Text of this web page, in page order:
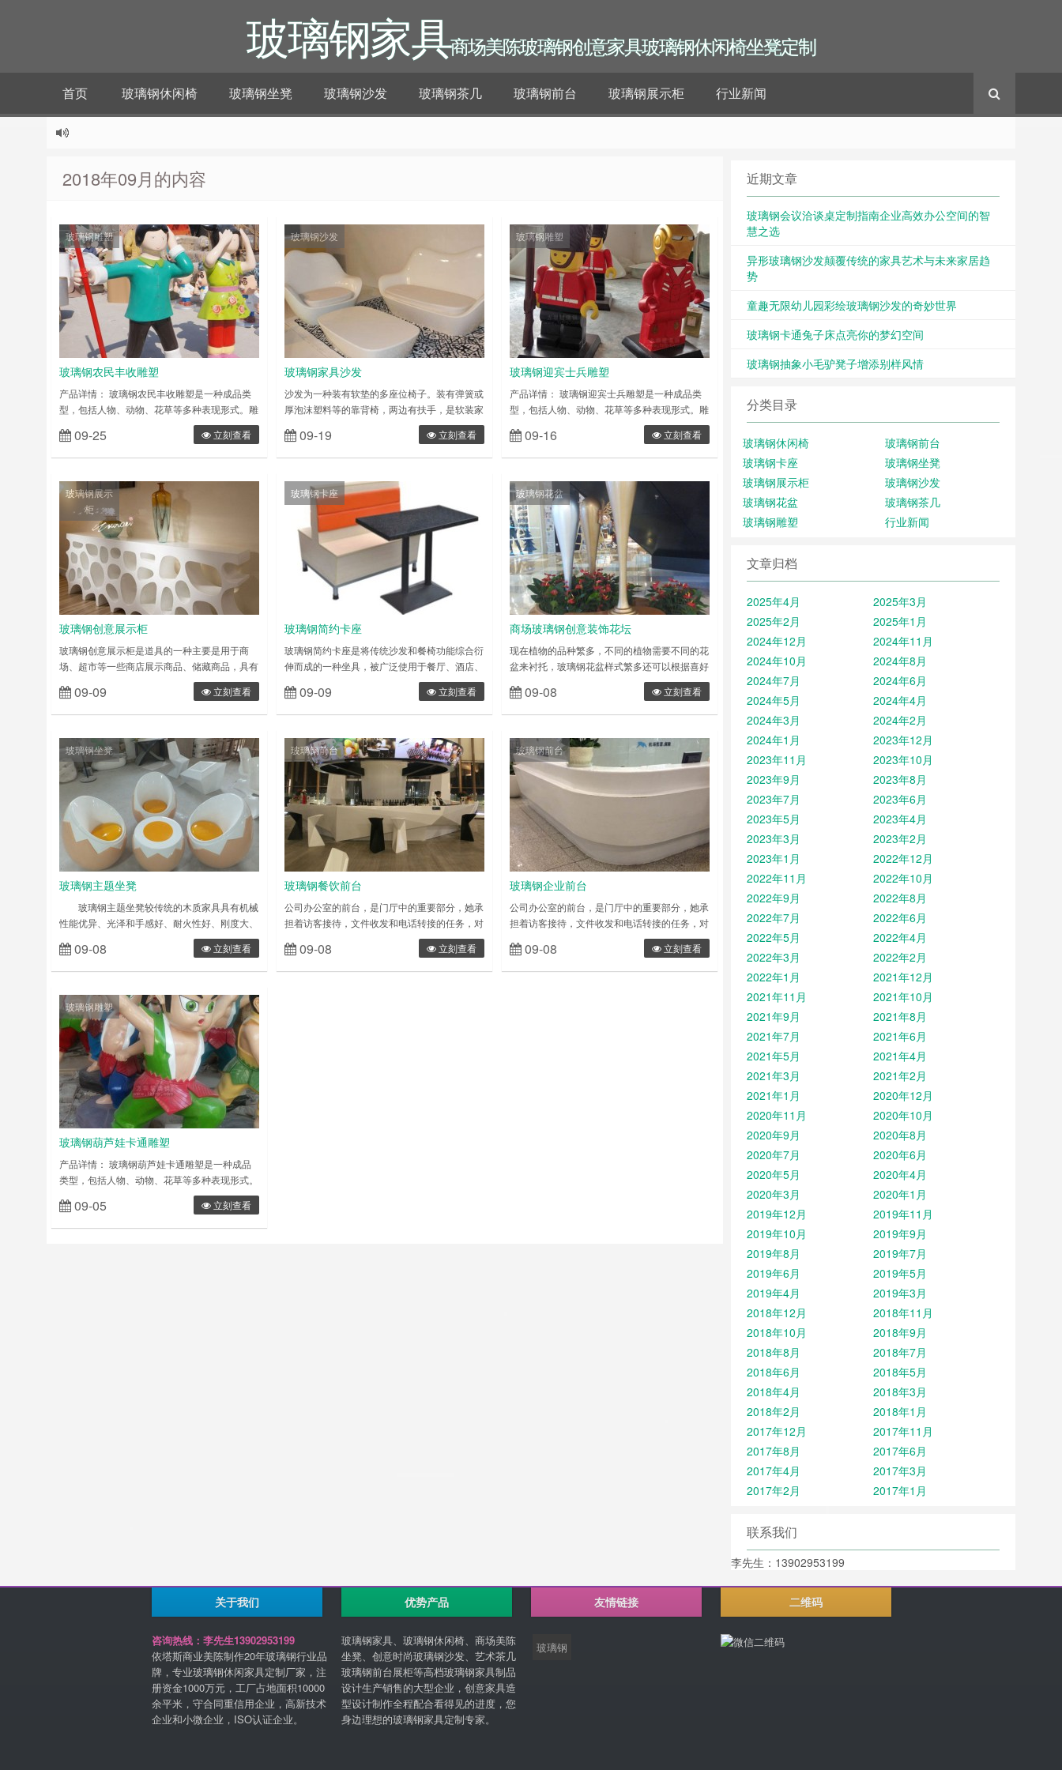
玻璃钢家具商场美陈玻璃钢创意家具玻璃钢休闲椅坐凳定制
首页 玻璃钢休闲椅 玻璃钢坐凳 玻璃钢沙发 玻璃钢茶几 玻璃钢前台 玻璃钢展示柜 行业新闻
2018年09月的内容
玻璃钢雕塑
玻璃钢农民丰收雕塑
产品详情： 玻璃钢农民丰收雕塑是一种成品类
型，包括人物、动物、花草等多种表现形式。雕
塑一般分为圆雕和浮雕两种类型，简单来 说，
圆雕产品就是三维立体类雕塑(比如仿真人雕
塑)，而浮雕则为部分雕塑(如校园墙体雕塑) 玻
造型，玻璃钢就能做出成品)，相对来说易成
型、质轻，强度高， 耐腐蚀，相对来说成本相
对较低、表面效果多样等……
09-25 立刻查看
玻璃钢沙发
玻璃钢家具沙发
沙发为一种装有软垫的多座位椅子。装有弹簧或
厚泡沫塑料等的靠背椅，两边有扶手，是软装家
具的一种。沙发的起源可追溯到公元前 2000 年
左右的古埃及，但真正意义的软包沙发则出现于
十六世纪末至十七世纪初。现今沙发已是许多家
于使用传统材料了，越来越多的企业与个人愿意
使用玻璃钢沙发，因为玻璃钢家具是采用性能优
异的玻璃纤维及不饱……
09-19 立刻查看
玻璃钢雕塑
玻璃钢迎宾士兵雕塑
产品详情： 玻璃钢迎宾士兵雕塑是一种成品类
型，包括人物、动物、花草等多种表现形式。雕
塑一般分为圆雕和浮雕两种类型，简单来 说，
圆雕产品就是三维立体类雕塑(比如仿真人雕
塑)，而浮雕则为部分雕塑(如校园墙体雕塑) 玻
造型，玻璃钢就能做出成品)，相对来说易成
型、质轻，强度高， 耐腐蚀，相对来说成本相
对较低、表面效果多样等……
09-16 立刻查看
玻璃钢展示
柜
玻璃钢创意展示柜
玻璃钢创意展示柜是道具的一种主要是用于商
场、超市等一些商店展示商品、储藏商品，具有
外观个性、功能强大，而且还要具备广告效应.
从而达更好的营利目的。为品牌提供一个更好的
平台，设计、制作出个人,公司店铺最好的展
精品店等一些商店展示和储藏商品，外观讲究美
观别致，功能强大，而且具备明显的广告效应以
达到更好的赢利目的，为品牌产……
09-09 立刻查看
玻璃钢卡座
玻璃钢简约卡座
玻璃钢简约卡座是将传统沙发和餐椅功能综合衍
伸而成的一种坐具，被广泛使用于餐厅、酒店、
休闲娱乐场所、公共场所等。卡座沙发最重要的
功能就是让身体舒适，坐上去感觉卡座沙发的每
一部分都能与身体达到最完美的契合。而卡座沙
物。填充物材质的不同就在很大程度上形成了不
同卡座沙发的不同坐感。一些地产或小厂商生产
的沙发因其成本低廉，大多采……
09-09 立刻查看
玻璃钢花盆
商场玻璃钢创意装饰花坛
现在植物的品种繁多，不同的植物需要不同的花
盆来衬托，玻璃钢花盆样式繁多还可以根据喜好
来定制花盆，能够适用于各种花卉的种植，也可
以用作装饰品。 玻璃钢仿瓷花盆能根据摆放的
环境来选择不同的风格，室内装饰可以说是各式
不到的效果，是对瓷花盆来说仿瓷花盆更用以打
理，也不用担心生活中的小磕碰。玻璃钢仿瓷花
盆也可以用在户外，它耐磨……
09-08 立刻查看
玻璃钢坐凳
玻璃钢主题坐凳
玻璃钢主题坐凳较传统的木质家具具有机械
性能优异、光泽和手感好、耐火性好、刚度大、
寿命长、耐腐蚀、耐湿热、不怕烫、防霉菌、耐
水、防火等优点，特别是不含有人造板家具对人
体有害的甲醛等挥发物质，产品质量符合国家标
的测试标准要求。 玻璃钢主题坐凳生产厂
家专业提供玻璃钢定制加工，可定制各种玻璃钢
茶几 玻璃钢休闲椅 玻……
09-08 立刻查看
玻璃钢前台
玻璃钢餐饮前台
公司办公室的前台，是门厅中的重要部分，她承
担着访客接待，文件收发和电话转接的任务，对
公司的运营起着最基本的保证作用。同时，前台
又是访客造访的第一接待区，他的好坏往往关系
到访客对公司的第一印象。在风水中，门厅可以
09-08 立刻查看
玻璃钢前台
玻璃钢企业前台
公司办公室的前台，是门厅中的重要部分，她承
担着访客接待，文件收发和电话转接的任务，对
公司的运营起着最基本的保证作用。同时，前台
又是访客造访的第一接待区，他的好坏往往关系
到访客对公司的第一印象。在风水中，门厅可以
09-08 立刻查看
玻璃钢雕塑
玻璃钢葫芦娃卡通雕塑
产品详情： 玻璃钢葫芦娃卡通雕塑是一种成品
类型，包括人物、动物、花草等多种表现形式。
雕塑一般分为圆雕和浮雕两种类型，简单来
说，圆雕产品就是三维立体类雕塑(比如仿真人
雕塑)，而浮雕则为部分雕塑(如校园墙体雕塑)
09-05 立刻查看
近期文章
玻璃钢会议洽谈桌定制指南企业高效办公空间的智
慧之选
异形玻璃钢沙发颠覆传统的家具艺术与未来家居趋
势
童趣无限幼儿园彩绘玻璃钢沙发的奇妙世界
玻璃钢卡通兔子床点亮你的梦幻空间
玻璃钢抽象小毛驴凳子增添别样风情
分类目录
玻璃钢休闲椅
玻璃钢前台
玻璃钢卡座
玻璃钢坐凳
玻璃钢展示柜
玻璃钢沙发
玻璃钢花盆
玻璃钢茶几
玻璃钢雕塑
行业新闻
文章归档
2025年4月
2025年3月
2025年2月
2025年1月
2024年12月
2024年11月
2024年10月
2024年8月
2024年7月
2024年6月
2024年5月
2024年4月
2024年3月
2024年2月
2024年1月
2023年12月
2023年11月
2023年10月
2023年9月
2023年8月
2023年7月
2023年6月
2023年5月
2023年4月
2023年3月
2023年2月
2023年1月
2022年12月
2022年11月
2022年10月
2022年9月
2022年8月
2022年7月
2022年6月
2022年5月
2022年4月
2022年3月
2022年2月
2022年1月
2021年12月
2021年11月
2021年10月
2021年9月
2021年8月
2021年7月
2021年6月
2021年5月
2021年4月
2021年3月
2021年2月
2021年1月
2020年12月
2020年11月
2020年10月
2020年9月
2020年8月
2020年7月
2020年6月
2020年5月
2020年4月
2020年3月
2020年1月
2019年12月
2019年11月
2019年10月
2019年9月
2019年8月
2019年7月
2019年6月
2019年5月
2019年4月
2019年3月
2018年12月
2018年11月
2018年10月
2018年9月
2018年8月
2018年7月
2018年6月
2018年5月
2018年4月
2018年3月
2018年2月
2018年1月
2017年12月
2017年11月
2017年8月
2017年6月
2017年4月
2017年3月
2017年2月
2017年1月
联系我们
李先生：13902953199
关于我们
咨询热线：李先生13902953199
依塔斯商业美陈制作20年玻璃钢行业品
牌，专业玻璃钢休闲家具定制厂家，注
册资金1000万元，工厂占地面积10000
余平米，守合同重信用企业，高新技术
企业和小微企业，ISO认证企业。
优势产品
玻璃钢家具、玻璃钢休闲椅、商场美陈
坐凳、创意时尚玻璃钢沙发、艺术茶几
玻璃钢前台展柜等高档玻璃钢家具制品
设计生产销售的大型企业，创意家具造
型设计制作全程配合看得见的进度，您
身边理想的玻璃钢家具定制专家。
友情链接
玻璃钢
二维码